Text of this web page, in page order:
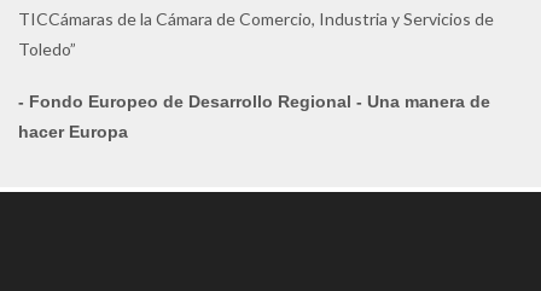
TICCámaras de la Cámara de Comercio, Industria y Servicios de
Toledo”
- Fondo Europeo de Desarrollo Regional - Una manera de
hacer Europa